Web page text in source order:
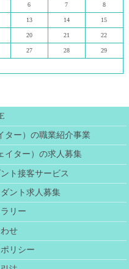
6 7 8
13 14 15
20 21 22
27 28 29
ター）の職業紹介事業
イター）の求人募集
ト接客サービス
ント求人募集
リー
せ
リシー